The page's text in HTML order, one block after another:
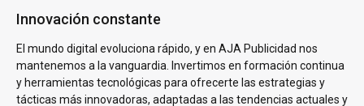
Innovación constante
El mundo digital evoluciona rápido, y en AJA Publicidad nos
mantenemos a la vanguardia. Invertimos en formación continua
y herramientas tecnológicas para ofrecerte las estrategias y
tácticas más innovadoras, adaptadas a las tendencias actuales y